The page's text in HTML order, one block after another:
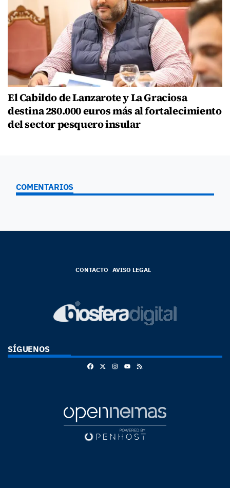
El Cabildo de Lanzarote y La Graciosa
destina 280.000 euros más al fortalecimiento
del sector pesquero insular
COMENTARIOS
CONTACTO AVISO LEGAL
SÍGUENOS
FacebookInstagram